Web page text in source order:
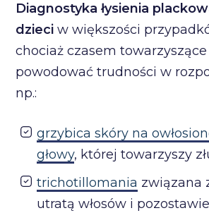
Diagnostyka łysienia
dzieciw większości
chociaż czasem
powodować trudności w
np.:
grzybica skóry na
głowy, której towarzyszy
trichotillomania związana
utratą włosów i